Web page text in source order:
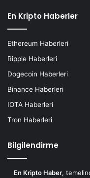
En Kripto Haberler
Ethereum Haberleri
Ripple Haberleri
Dogecoin Haberleri
Binance Haberleri
IOTA Haberleri
Tron Haberleri
Bilgilendirme
En Kripto Haber,